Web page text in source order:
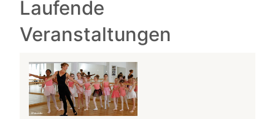
Laufende
Veranstaltungen